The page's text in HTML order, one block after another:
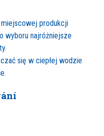
miejscowej produkcji
wyboru najróżniejsze
się w ciepłej wodzie